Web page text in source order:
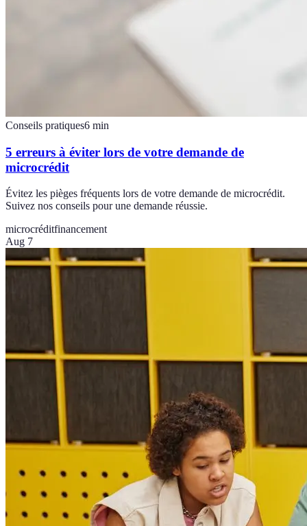
Conseils pratiques6 min
5 erreurs à éviter lors de votre demande de
microcrédit
Évitez les pièges fréquents lors de votre demande de microcrédit.
Suivez nos conseils pour une demande réussie.
microcréditfinancement
Aug 7